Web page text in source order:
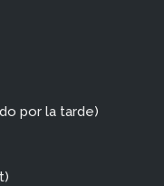
por la tarde)